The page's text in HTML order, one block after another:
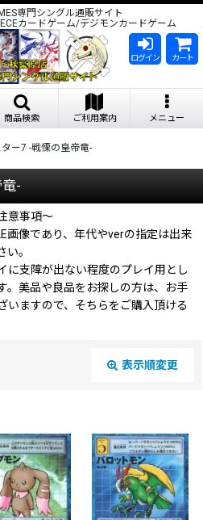
専門シングル通販サイト
カードゲーム/デジモンカードゲーム
ログイン カート
商品検索 ご利用案内 メニュー
ター7 -戦慄の皇帝竜-
-
意事項〜
画像であり、年代やverの指定は出来
。
に支障が出ない程度のプレイ用とし
。美品や良品をお探しの方は、お手
いますので、そちらをご購入頂ける
表示順変更